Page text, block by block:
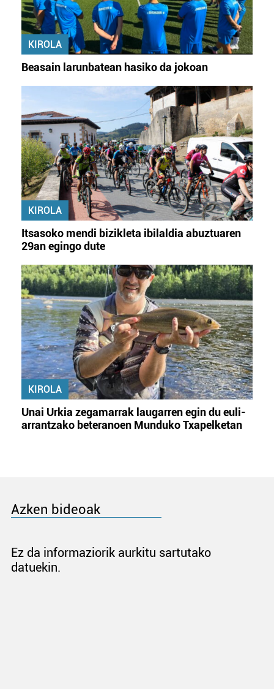
KIROLA
Beasain larunbatean hasiko da jokoan
KIROLA
Itsasoko mendi bizikleta ibilaldia abuztuaren
29an egingo dute
KIROLA
Unai Urkia zegamarrak laugarren egin du euli-
arrantzako beteranoen Munduko Txapelketan
Azken bideoak
Ez da informaziorik aurkitu sartutako
datuekin.